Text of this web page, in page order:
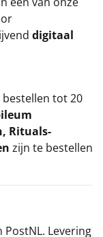
digitaal
bestellen tot 20
, Rituals-
zijn te bestellen
PostNL. Levering